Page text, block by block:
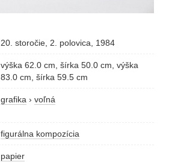
20. storočie, 2. polovica, 1984
výška 62.0 cm, šírka 50.0 cm, výška
83.0 cm, šírka 59.5 cm
grafika › voľná
figurálna kompozícia
papier